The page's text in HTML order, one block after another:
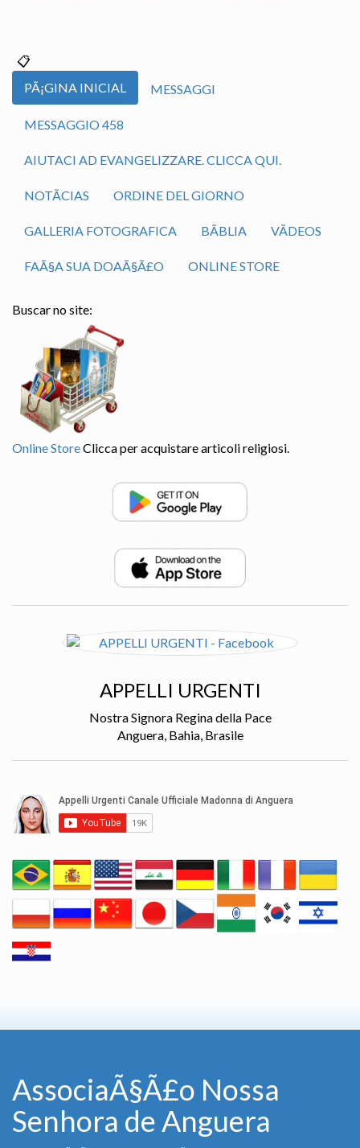
PÃ¡GINA INICIAL MESSAGGI
MESSAGGIO 458
AIUTACI AD EVANGELIZZARE. CLICCA QUI.
NOTÃ­CIAS ORDINE DEL GIORNO
GALLERIA FOTOGRAFICA BÃ­BLIA VÃ­DEOS
FAÃ§A SUA DOAÃ§Ã£O ONLINE STORE
Buscar no site:
Online StoreClicca per acquistare articoli religiosi.
APPELLI URGENTI
Nostra Signora Regina della Pace
Anguera, Bahia, Brasile
AssociaÃ§Ã£o Nossa
Senhora de Anguera